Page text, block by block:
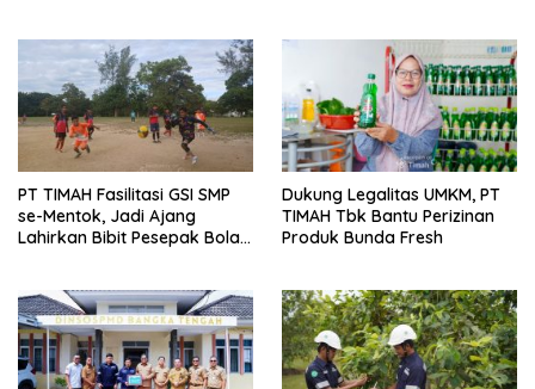
PT TIMAH Fasilitasi GSI SMP
se-Mentok, Jadi Ajang
Lahirkan Bibit Pesepak Bola
Dukung Legalitas UMKM, PT
TIMAH Tbk Bantu Perizinan
Produk Bunda Fresh